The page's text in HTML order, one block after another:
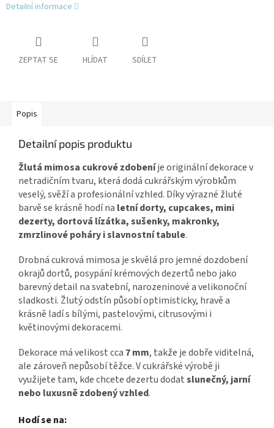
Detailní informace
ZEPTAT SE HLÍDAT SDÍLET
Popis
Detailní popis produktu
Žlutá mimosa cukrové zdobeníje originální dekorace v
netradičním tvaru, která dodá cukrářským výrobkům
veselý, svěží a profesionální vzhled. Díky výrazné žluté
barvě se krásně hodí na letní dorty, cupcakes, mini
dezerty, dortová lízátka, sušenky, makronky,
zmrzlinové poháry i slavnostní tabule.
Drobná cukrová mimosa je skvělá pro jemné dozdobení
okrajů dortů, posypání krémových dezertů nebo jako
barevný detail na svatební, narozeninové a velikonoční
sladkosti. Žlutý odstín působí optimisticky, hravě a
krásně ladí s bílými, pastelovými, citrusovými i
květinovými dekoracemi.
Dekorace má velikost cca 7 mm, takže je dobře viditelná,
ale zároveň nepůsobí těžce. V cukrářské výrobě ji
využijete tam, kde chcete dezertu dodatslunečný, jarní
nebo luxusně zdobený vzhled.
Hodí se na: